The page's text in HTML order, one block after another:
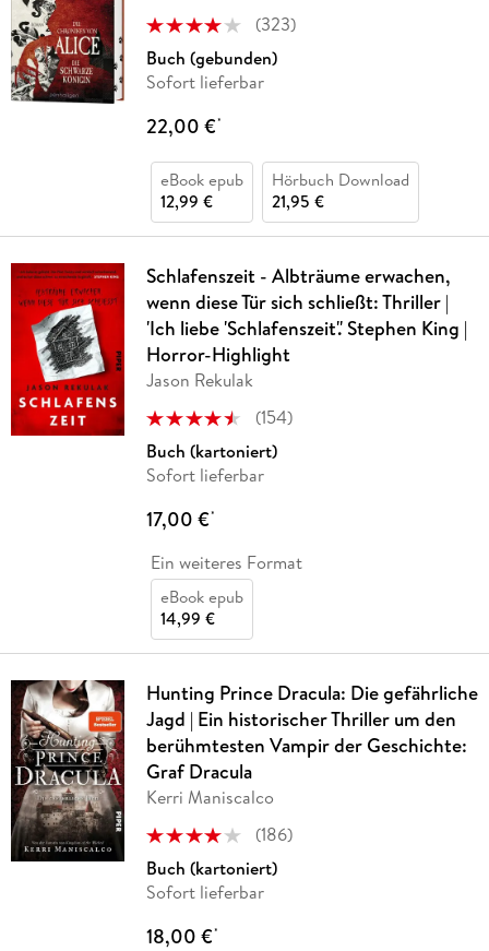
(323)
Buch (gebunden)
Sofort lieferbar
22,00 €*
eBook epub
12,99 €
Hörbuch Download
21,95 €
Schlafenszeit - Albträume erwachen,
wenn diese Tür sich schließt: Thriller |
'Ich liebe 'Schlafenszeit'.' Stephen King |
Horror-Highlight
Jason Rekulak
(154)
Buch (kartoniert)
Sofort lieferbar
17,00 €*
Ein weiteres Format
eBook epub
14,99 €
Hunting Prince Dracula: Die gefährliche
Jagd | Ein historischer Thriller um den
berühmtesten Vampir der Geschichte:
Graf Dracula
Kerri Maniscalco
(186)
Buch (kartoniert)
Sofort lieferbar
18,00 €*